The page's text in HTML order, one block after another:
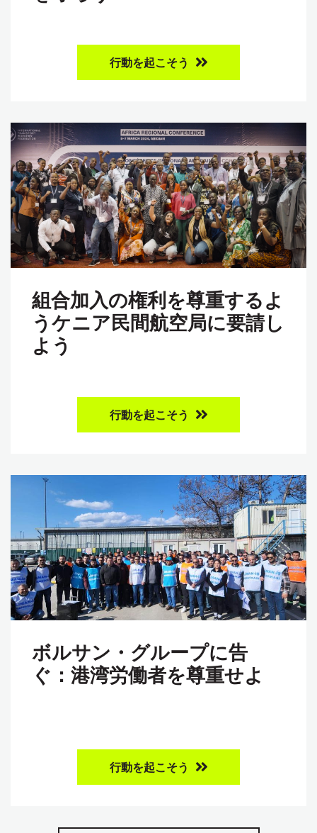
行動を起こそう
組合加入の権利を尊重するよ
うケニア民間航空局に要請し
よう
行動を起こそう
ボルサン・グループに告
ぐ：港湾労働者を尊重せよ
行動を起こそう